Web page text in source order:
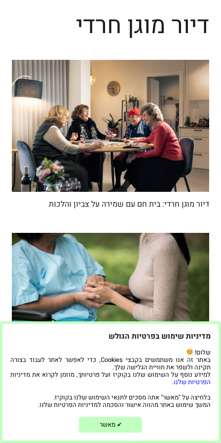
דיור מוגן חרדי
דיור מוגן חרדי: בית חם עם שמירה על צביון והלכות
דיור מוגן חרדי: המקום הנבחר לשנת 2023
מדיניות שימוש בפרטיות הגולש
שלום!
באתר זה אנו משתמשים בקבצי Cookies, כדי לאפשר לאתר לעבוד בצורה
תקינה ולשפר את חוויית הגלישה שלך.
למידע נוסף על השימוש שלנו בקוקיז ועל פרטיותך, מוזמן לקרוא את מדיניות
הפרטיות שלנו.
בלחיצה על "מאשר" אתה מסכים לתנאי השימוש שלנו בקוקיז.
המשך שימוש באתר מהווה אישור והסכמה למדיניות הפרטיות שלנו.
✔ מאשר